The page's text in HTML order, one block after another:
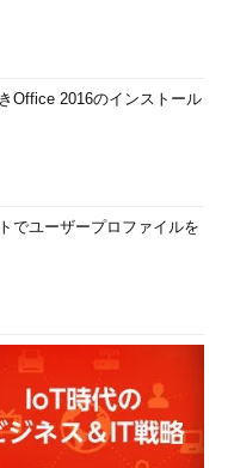
Office 2016のインストール
でユーザープロファイルを